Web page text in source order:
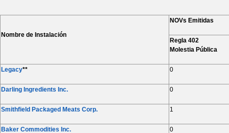
Nombre de Instalación
NOVs Emitidas
Regla 402
Molestia Pública
Legacy** 0
Darling Ingredients Inc. 0
Smithfield Packaged Meats Corp. 1
Baker Commodities Inc. 0